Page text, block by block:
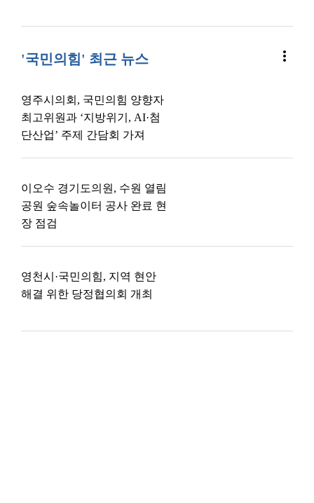
'국민의힘' 최근 뉴스 more_vert
영주시의회, 국민의힘 양향자
최고위원과 ‘지방위기, AI·첨
단산업’ 주제 간담회 가져
이오수 경기도의원, 수원 열림
공원 숲속놀이터 공사 완료 현
장 점검
영천시·국민의힘, 지역 현안
해결 위한 당정협의회 개최